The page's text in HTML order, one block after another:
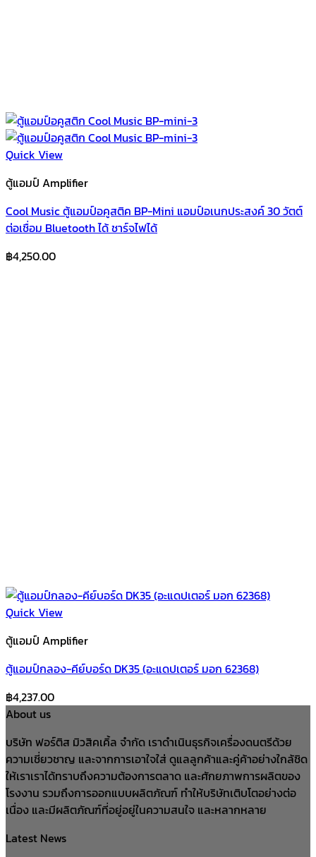
Quick View
ตู้แอมป์ Amplifier
Cool Music ตู้แอมป์อคูสติค BP-Mini แอมป์อเนกประสงค์ 30 วัตต์
ต่อเชื่อม Bluetooth ได้ ชาร์จไฟได้
฿4,250.00
Quick View
ตู้แอมป์ Amplifier
ตู้แอมป์กลอง-คีย์บอร์ด DK35 (อะแดปเตอร์ มอก 62368)
฿4,237.00
About us
บริษัท ฟอร์ติส มิวสิคเคิ้ล จำกัด เราดำเนินธุรกิจเครื่องดนตรีด้วย
ความเชี่ยวชาญ และจากการเอาใจใส่ ดูแลลูกค้าและคู่ค้าอย่างใกล้ชิด
ให้เราเราได้ทราบถึงความต้องการตลาด และศักยภาพการผลิตของ
โรงงาน รวมถึงการออกแบบผลิตภัณฑ์ ทำให้บริษัทเติบโตอย่างต่อ
เนื่อง และมีผลิตภัณฑ์ที่อยู่อยู่ในความสนใจ และหลากหลาย
Latest News